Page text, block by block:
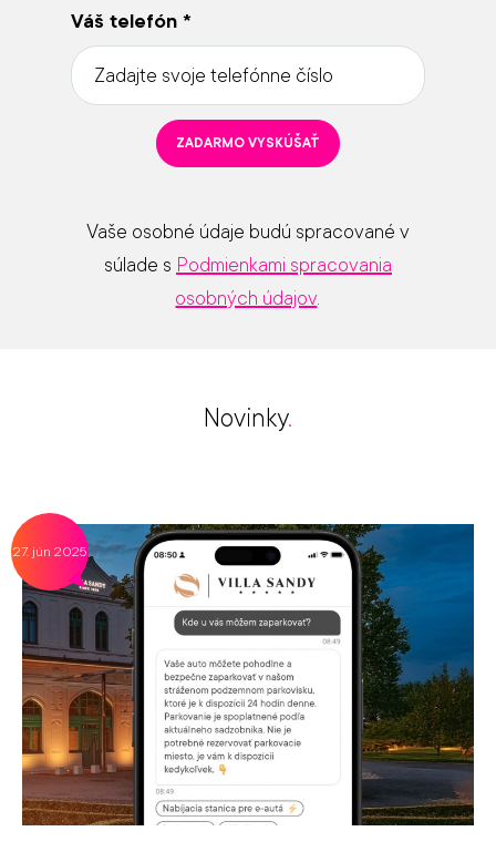
Váš telefón *
ZADARMO VYSKÚŠAŤ
Vaše osobné údaje budú spracované v
súlade s Podmienkami spracovania
osobných údajov.
Novinky.
27. jún 2025